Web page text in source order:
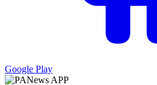
Google Play